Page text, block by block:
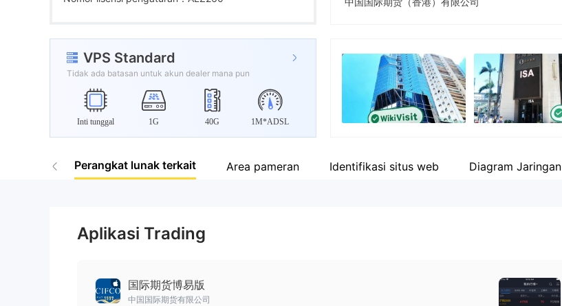
6
7
9
VPS Standard
Tidak ada batasan untuk akun dealer mana pun
Inti tunggal 1G 40G 1M*ADSL
Karyawan perusahaan
Perangkat lunak terkait Area pameran Identifikasi situs web Diagram Jaringan
Aplikasi Trading
国际期货博易版
中国国际期货有限公司